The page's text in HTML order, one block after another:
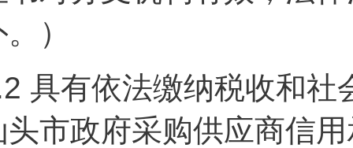
）
具有依法缴纳税收和社
头市政府采购供应商信